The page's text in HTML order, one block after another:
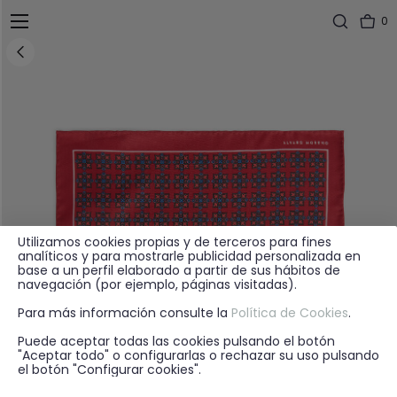
0
Utilizamos cookies propias y de terceros para fines
analíticos y para mostrarle publicidad personalizada en
base a un perfil elaborado a partir de sus hábitos de
navegación (por ejemplo, páginas visitadas).
Para más información consulte la Política de Cookies.
Puede aceptar todas las cookies pulsando el botón
"Aceptar todo" o configurarlas o rechazar su uso pulsando
el botón "Configurar cookies".